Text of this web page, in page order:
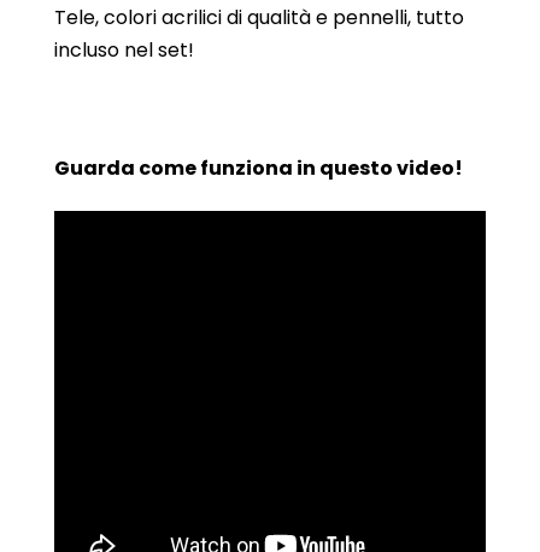
Tele, colori acrilici di qualità e pennelli, tutto
incluso nel set!
Guarda come funziona in questo video!